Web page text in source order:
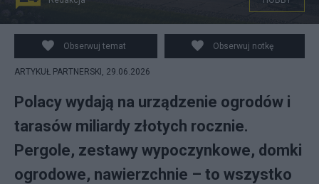
Obserwuj temat Obserwuj notkę
ARTYKUŁ PARTNERSKI, 29.06.2026
Polacy wydają na urządzenie ogrodów i
tarasów miliardy złotych rocznie.
Pergole, zestawy wypoczynkowe, domki
ogrodowe, nawierzchnie – to wszystko